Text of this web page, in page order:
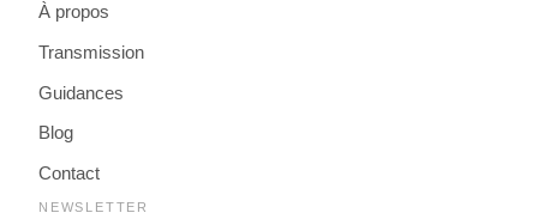
À propos
Transmission
Guidances
Blog
Contact
NEWSLETTER